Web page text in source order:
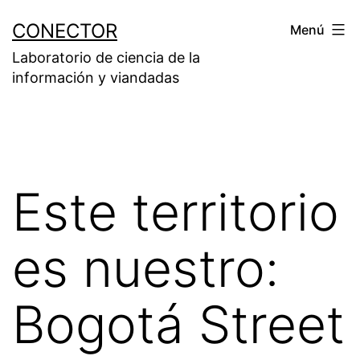
contenido
CONECTOR
Laboratorio de ciencia de la
información y viandadas
Menú
Este territorio
es nuestro:
Bogotá Street